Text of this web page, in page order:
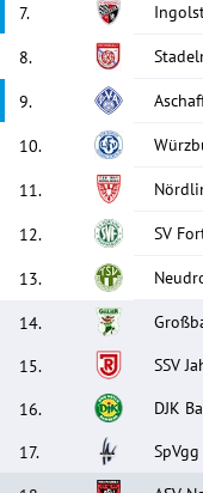
7.
8.
9.
10.
11.
12. SV
13.
14.
15. SSV
16. DJK
17.